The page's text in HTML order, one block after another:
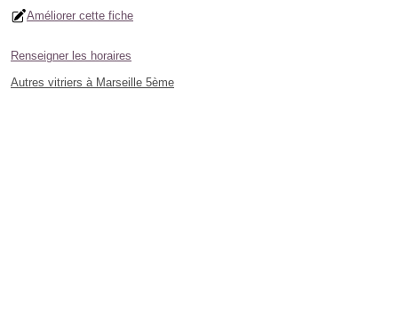
Améliorer cette fiche
Renseigner les horaires
Autres vitriers à Marseille 5ème